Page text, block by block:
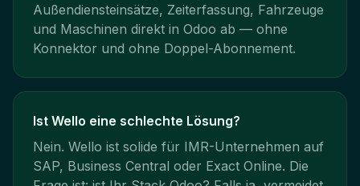
Außendiensteinsätze, Zeiterfassung, Fahrzeuge
und Maschinen direkt in Odoo ab — ohne
Konnektor und ohne Doppel-Abonnement.
Ist Wello eine schlechte Lösung?
Nein. Wello ist solide für IMR-Unternehmen auf
SAP, Business Central oder Exact Online. Die